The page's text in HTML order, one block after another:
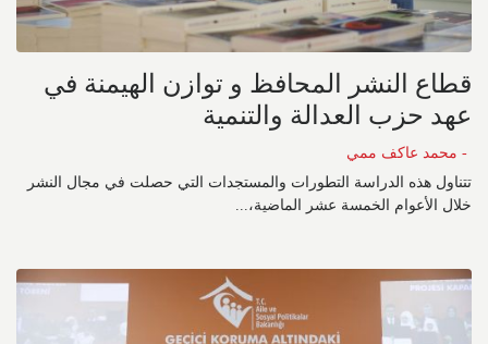
قطاع النشر المحافظ و توازن الهيمنة في
عهد حزب العدالة والتنمية
- محمد عاكف ممي
تتناول هذه الدراسة التطورات والمستجدات التي حصلت في مجال النشر
خلال الأعوام الخمسة عشر الماضية،...